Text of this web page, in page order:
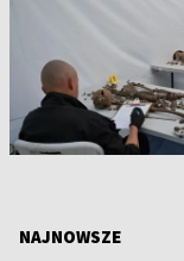
NAJNOWSZE